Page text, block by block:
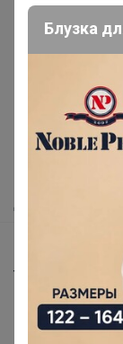
Как здесь все
Как сделать
Доставка
Торговые марки
Наша команда
В наличии
Блузка